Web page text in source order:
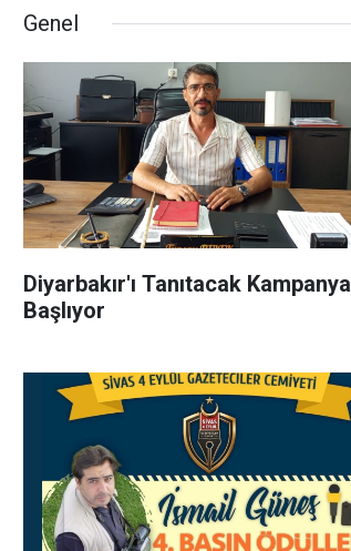
Genel
Diyarbakır'ı Tanıtacak Kampanya
Başlıyor